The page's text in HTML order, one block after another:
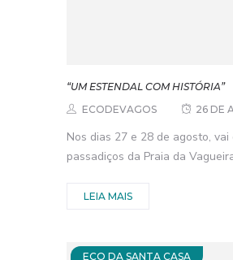
“UM ESTENDAL COM HISTÓRIA”
ECODEVAGOS
26 DE
Nos dias 27 e 28 de agosto,
passadiços da Praia da
LEIA MAIS
ECO DA SANTA CASA